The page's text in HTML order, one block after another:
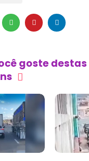
goste destas